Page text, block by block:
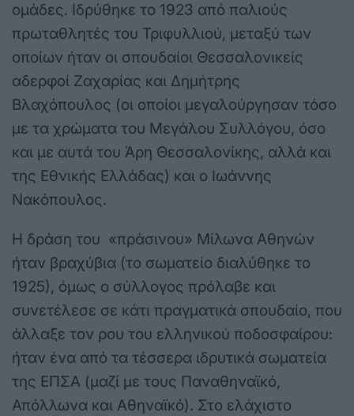
ομάδες. Ιδρύθηκε το 1923 από παλιούς
πρωταθλητές του Τριφυλλιού, μεταξύ των
οποίων ήταν οι σπουδαίοι Θεσσαλονικείς
αδερφοί Ζαχαρίας και Δημήτρης
Βλαχόπουλος (οι οποίοι μεγαλούργησαν τόσο
με τα χρώματα του Μεγάλου Συλλόγου, όσο
και με αυτά του Άρη Θεσσαλονίκης, αλλά και
της Εθνικής Ελλάδας) και ο Ιωάννης
Νακόπουλος.
Η δράση του «πράσινου» Μίλωνα Αθηνών
ήταν βραχύβια (το σωματείο διαλύθηκε το
1925), όμως ο σύλλογος πρόλαβε και
συνετέλεσε σε κάτι πραγματικά σπουδαίο, που
άλλαξε τον ρου του ελληνικού ποδοσφαίρου:
ήταν ένα από τα τέσσερα ιδρυτικά σωματεία
της ΕΠΣΑ (μαζί με τους Παναθηναϊκό,
Απόλλωνα και Αθηναϊκό). Στο ελάχιστο